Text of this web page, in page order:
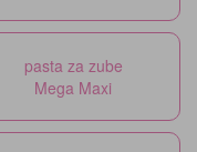
pasta za zube
Mega Maxi